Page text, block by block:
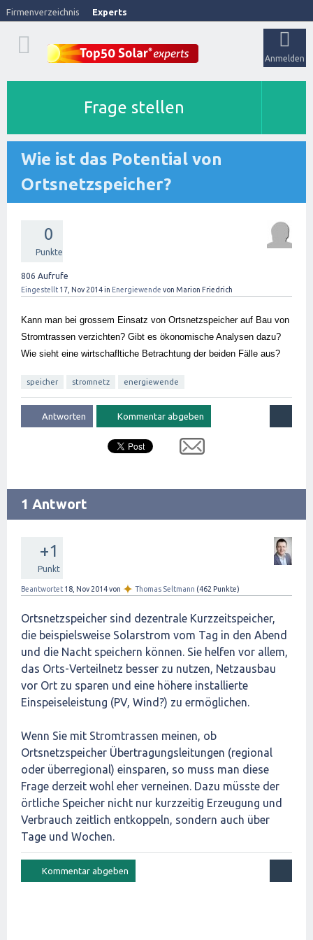
Firmenverzeichnis Experts
Anmelden
Frage stellen
Wie ist das Potential von
Ortsnetzspeicher?
0
Punkte
806 Aufrufe
Eingestellt 17, Nov 2014in Energiewende von Marion Friedrich
Kann man bei grossem Einsatz von Ortsnetzspeicher auf Bau von
Stromtrassen verzichten? Gibt es ökonomische Analysen dazu?
Wie sieht eine wirtschafltiche Betrachtung der beiden Fälle aus?
speicher stromnetz energiewende
1 Antwort
+1
Punkt
Beantwortet 18, Nov 2014von ✦ Thomas Seltmann (462 Punkte)
Ortsnetzspeicher sind dezentrale Kurzzeitspeicher,
die beispielsweise Solarstrom vom Tag in den Abend
und die Nacht speichern können. Sie helfen vor allem,
das Orts-Verteilnetz besser zu nutzen, Netzausbau
vor Ort zu sparen und eine höhere installierte
Einspeiseleistung (PV, Wind?) zu ermöglichen.
Wenn Sie mit Stromtrassen meinen, ob
Ortsnetzspeicher Übertragungsleitungen (regional
oder überregional) einsparen, so muss man diese
Frage derzeit wohl eher verneinen. Dazu müsste der
örtliche Speicher nicht nur kurzzeitig Erzeugung und
Verbrauch zeitlich entkoppeln, sondern auch über
Tage und Wochen.